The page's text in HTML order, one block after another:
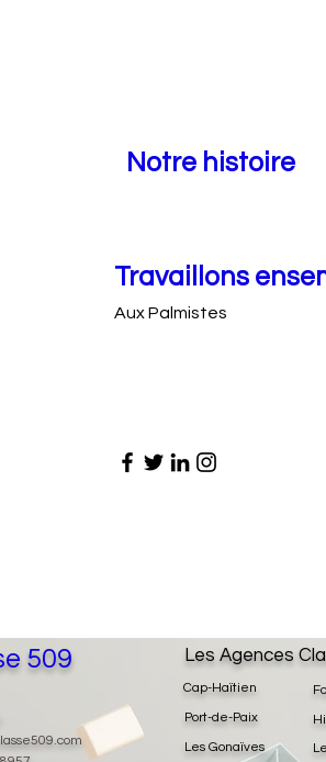
Notre histoire
Travaillons
Aux Palmistes
509 Les Agences
Cap-Haïtien
Port-de-Paix
Les Gonaïves